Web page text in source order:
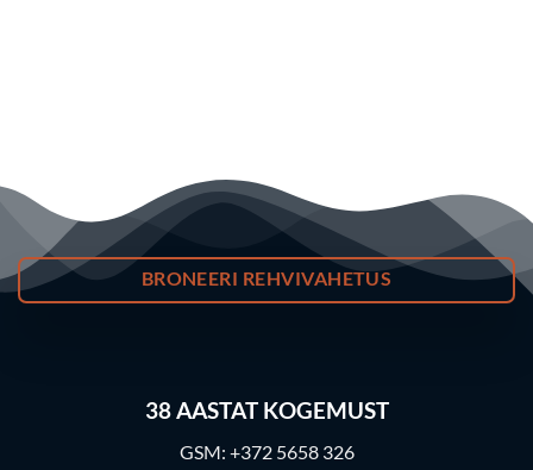
BRONEERI REHVIVAHETUS
38AASTAT KOGEMUST
GSM: +372 5658 326